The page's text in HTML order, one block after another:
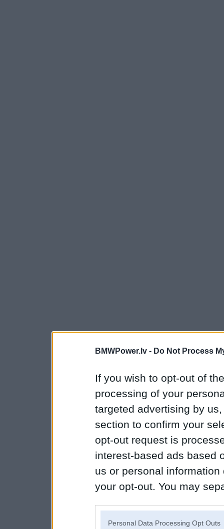
BMWPower.lv - Do Not Process
If you wish to opt-out of
processing of your
targeted advertising by
section to confirm your
opt-out request is
interest-based ads based
us or personal
your opt-out. You may
Personal Data Processing Opt Outs